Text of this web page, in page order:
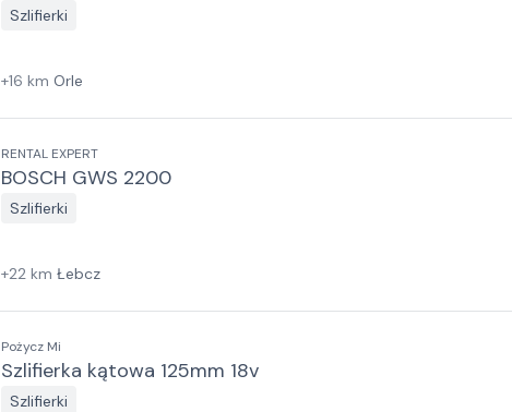
Szlifierki
+16 km Orle
RENTAL EXPERT
BOSCH GWS 2200
Szlifierki
+22 km Łebcz
Pożycz Mi
Szlifierka kątowa 125mm 18v
Szlifierki